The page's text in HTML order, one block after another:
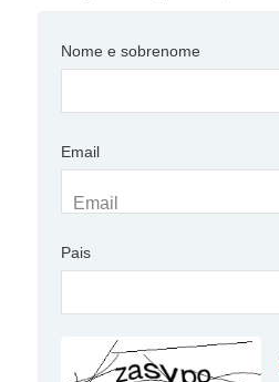
Nome e sobrenome
Email
Email
Pais